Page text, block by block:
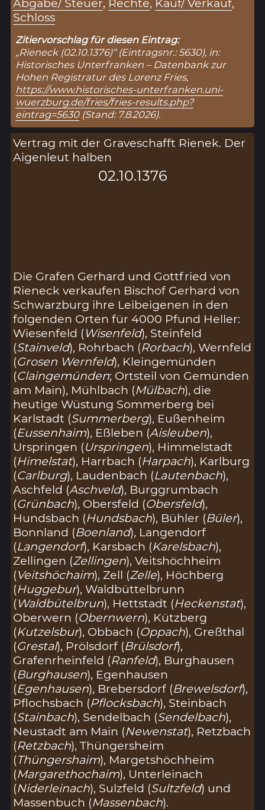
Abgabe/ Steuer, Rechte, Kauf/ Verkauf,
Schloss
Zitiervorschlag für diesen Eintrag:
„Rieneck (02.10.1376)“ (Eintragsnr.: 5630), in:
Historisches Unterfranken – Datenbank zur
Hohen Registratur des Lorenz Fries,
https://www.historisches-unterfranken.uni-
wuerzburg.de/fries/fries-results.php?
eintrag=5630(Stand: 7.8.2026).
Vertrag mit der Graveschafft Rienek. Der
Aigenleut halben
02.10.1376
Die Grafen Gerhard und Gottfried von
Rieneck verkaufen Bischof Gerhard von
Schwarzburg ihre Leibeigenen in den
folgenden Orten für 4000 Pfund Heller:
Wiesenfeld (Wisenfeld), Steinfeld
(Stainveld), Rohrbach (Rorbach), Wernfeld
(Grosen Wernfeld), Kleingemünden
(Claingemünden; Ortsteil von Gemünden
am Main), Mühlbach (Mülbach), die
heutige Wüstung Sommerberg bei
Karlstadt (Summerberg), Eußenheim
(Eussenhaim), Eßleben (Aisleuben),
Urspringen (Urspringen), Himmelstadt
(Himelstat), Harrbach (Harpach), Karlburg
(Carlburg), Laudenbach (Lautenbach),
Aschfeld (Aschveld), Burggrumbach
(Grünbach), Obersfeld (Obersfeld),
Hundsbach (Hundsbach), Bühler (Büler),
Bonnland (Boenland), Langendorf
(Langendorf), Karsbach (Karelsbach),
Zellingen (Zellingen), Veitshöchheim
(Veitshöchaim), Zell (Zelle), Höchberg
(Huggebur), Waldbüttelbrunn
(Waldbütelbrun), Hettstadt (Heckenstat),
Oberwern (Obernwern), Kützberg
(Kutzelsbur), Obbach (Oppach), Greßthal
(Grestal), Prölsdorf (Brülsdorf),
Grafenrheinfeld (Ranfeld), Burghausen
(Burghausen), Egenhausen
(Egenhausen), Brebersdorf (Brewelsdorf),
Pflochsbach (Pflocksbach), Steinbach
(Stainbach), Sendelbach (Sendelbach),
Neustadt am Main (Newenstat), Retzbach
(Retzbach), Thüngersheim
(Thüngershaim), Margetshöchheim
(Margarethochaim), Unterleinach
(Niderleinach), Sulzfeld (Sultzfeld) und
Massenbuch (Massenbach).